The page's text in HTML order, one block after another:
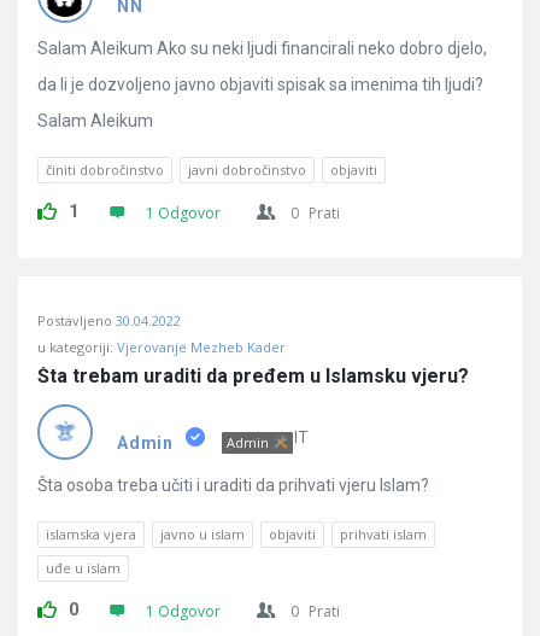
NN
Salam Aleikum Ako su neki ljudi financirali neko dobro djelo,
da li je dozvoljeno javno objaviti spisak sa imenima tih ljudi?
Salam Aleikum
činiti dobročinstvo javni dobročinstvo objaviti
1 1 Odgovor 0 Prati
Postavljeno 30.04.2022
u kategoriji: Vjerovanje Mezheb Kader
Šta trebam uraditi da pređem u Islamsku vjeru?
Admin Admin IT
Šta osoba treba učiti i uraditi da prihvati vjeru Islam?
islamska vjera javno u islam objaviti
prihvati islam
uđe u islam
0 1 Odgovor 0 Prati